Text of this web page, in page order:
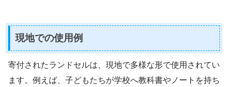
現地での使用例
寄付されたランドセルは、現地で多様な形で使用されてい
ます。例えば、子どもたちが学校へ教科書やノートを持ち